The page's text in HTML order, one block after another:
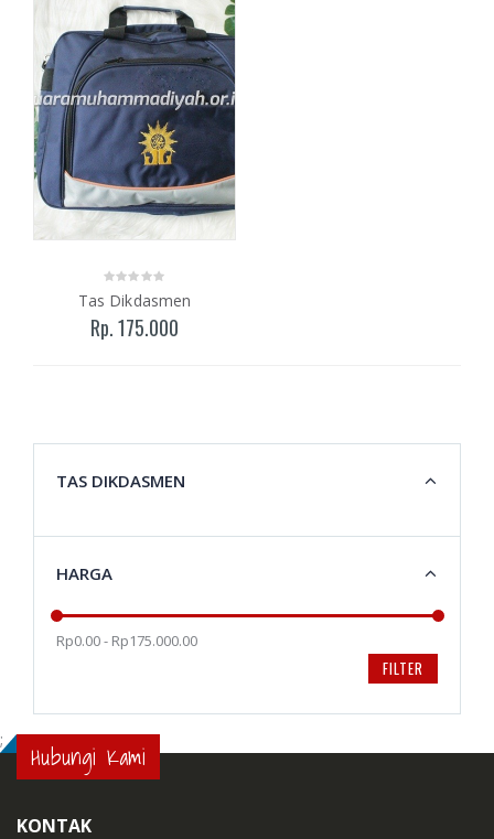
Tas Dikdasmen
Rp. 175.000
TAS DIKDASMEN
HARGA
Rp0.00 - Rp175.000.00
FILTER
; Hubungi Kami
KONTAK